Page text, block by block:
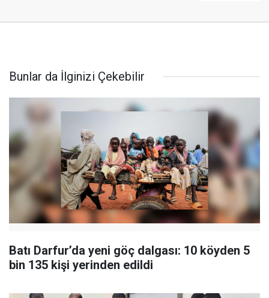
Bunlar da İlginizi Çekebilir
Batı Darfur’da yeni göç dalgası: 10 köyden 5
bin 135 kişi yerinden edildi